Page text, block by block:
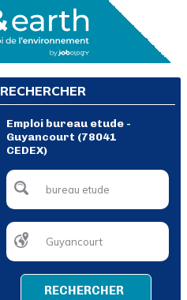
RECHERCHER
Emploi bureau etude -
Guyancourt (78041
CEDEX)
RECHERCHER